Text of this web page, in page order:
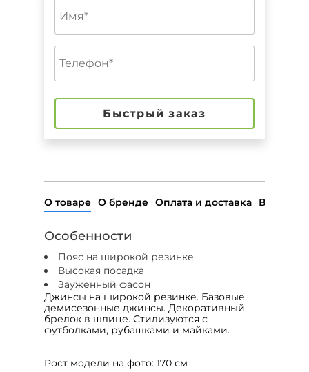
Быстрый заказ
О товаре О бренде Оплата и доставка Возврат
Особенности
Пояс на широкой резинке
Высокая посадка
Зауженный фасон
Джинсы на широкой резинке. Базовые
демисезонные джинсы. Декоративный
брелок в шлице. Стилизуются с
футболками, рубашками и майками.
Рост модели на фото: 170 см